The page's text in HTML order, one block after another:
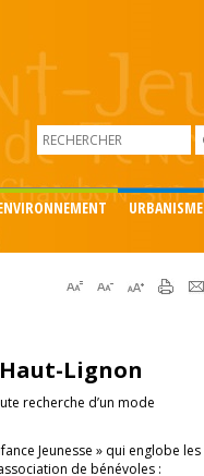
URBANISME
Lignon
recherche d’un mode
Jeunesse » qui englobe les
de bénévoles :